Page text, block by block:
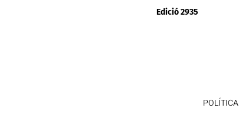
Edició 2935
POLÍTICA